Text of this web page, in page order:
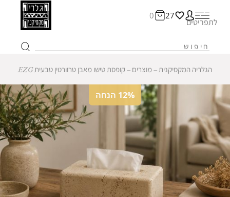
27
0
לתפריטים
הגלריה המקסיקנית ‒מוצרים ‒קופסת טישו מאבן טרוורטין טבעית EZG
12% הנחה